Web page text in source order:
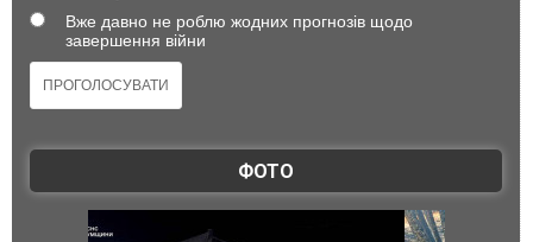
Вже давно не роблю жодних прогнозів щодо
завершення війни
ФОТО